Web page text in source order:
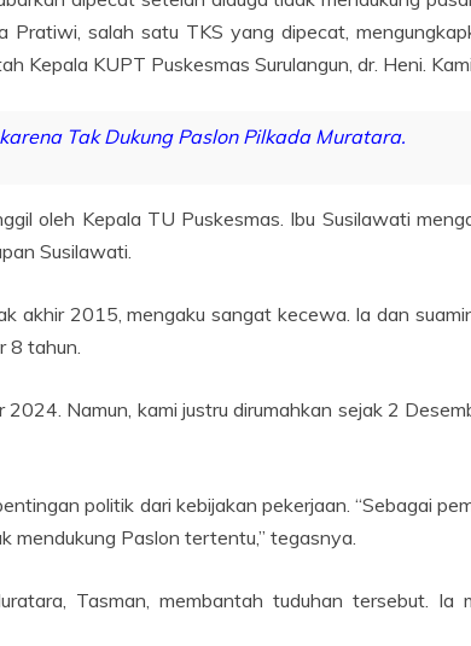
salah satu TKS yang dipecat,
Kepala KUPT Puskesmas Surulangun, dr. Heni.
Tak Dukung Paslon Pilkada Muratara.
oleh Kepala TU Puskesmas. Ibu Susilawati
Susilawati.
akhir 2015, mengaku sangat kecewa. Ia dan
8 tahun.
Namun, kami justru dirumahkan sejak 2
politik dari kebijakan pekerjaan. “Sebagai
mendukung Paslon tertentu,” tegasnya.
Tasman, membantah tuduhan tersebut. Ia